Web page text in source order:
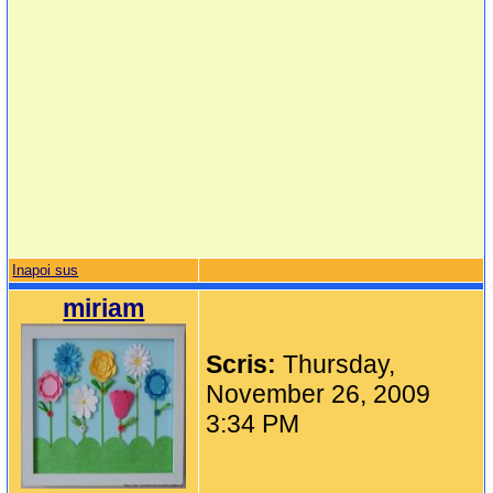
Inapoi sus
miriam
Scris:Thursday,
November 26, 2009
3:34 PM